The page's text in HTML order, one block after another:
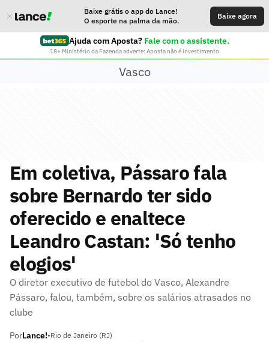
Baixe grátis o app do Lance!
O esporte na palma da mão.
Baixe agora
Ajuda com Aposta? Fale com o assistente.
18+ Ministério da Fazenda adverte: Aposta não é investimento
Vasco
Em coletiva, Pássaro fala
sobre Bernardo ter sido
oferecido e enaltece
Leandro Castan: 'Só tenho
elogios'
O diretor executivo de futebol do Vasco, Alexandre
Pássaro, falou, também, sobre os salários atrasados no
clube
PorLance!•Rio de Janeiro (RJ)